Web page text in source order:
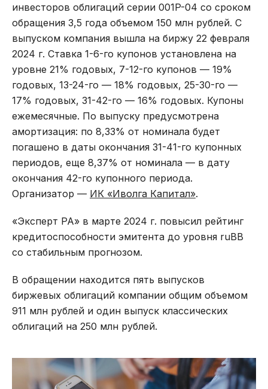
инвесторов облигаций серии 001P-04 со сроком
обращения 3,5 года объемом 150 млн рублей. С
выпуском компания вышла на биржу 22 февраля
2024 г. Ставка 1-6-го купонов установлена на
уровне 21% годовых, 7-12-го купонов — 19%
годовых, 13-24-го — 18% годовых, 25-30-го —
17% годовых, 31-42-го — 16% годовых. Купоны
ежемесячные. По выпуску предусмотрена
амортизация: по 8,33% от номинала будет
погашено в даты окончания 31-41-го купонных
периодов, еще 8,37% от номинала — в дату
окончания 42-го купонного периода.
Организатор — ИК «Иволга Капитал».
«Эксперт РА» в марте 2024 г. повысил рейтинг
кредитоспособности эмитента до уровня ruBB
со стабильным прогнозом.
В обращении находится пять выпусков
биржевых облигаций компании общим объемом
911 млн рублей и один выпуск классических
облигаций на 250 млн рублей.